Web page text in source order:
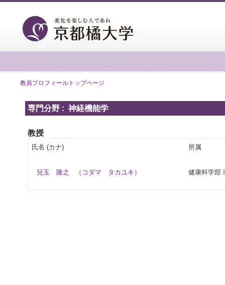
教員プロフィールトップページ
専門分野 : 神経機能学
教授
氏名 (カナ) 所属
兒玉 隆之 （コダマ タカユキ） 健康科学部